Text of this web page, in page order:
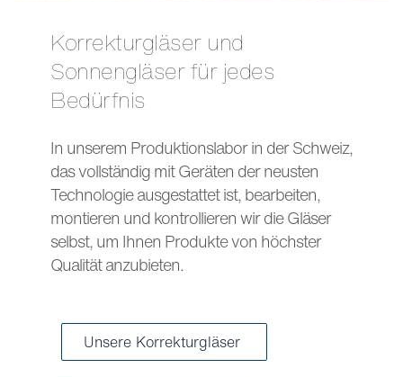
Korrekturgläser und
Sonnengläser für jedes
Bedürfnis
In unserem Produktionslabor in der Schweiz,
das vollständig mit Geräten der neusten
Technologie ausgestattet ist, bearbeiten,
montieren und kontrollieren wir die Gläser
selbst, um Ihnen Produkte von höchster
Qualität anzubieten.
Unsere Korrekturgläser